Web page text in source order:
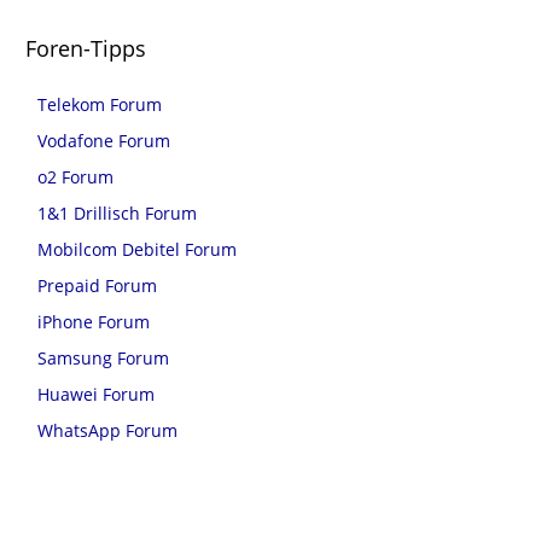
Foren-Tipps
Telekom Forum
Vodafone Forum
o2 Forum
1&1 Drillisch Forum
Mobilcom Debitel Forum
Prepaid Forum
iPhone Forum
Samsung Forum
Huawei Forum
WhatsApp Forum